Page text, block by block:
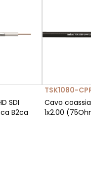
SDI
B2ca
TSK1080-
Cavo
1x2.00